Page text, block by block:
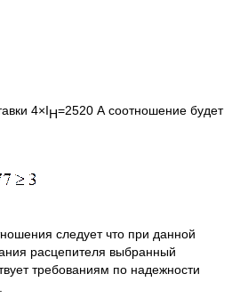
4×IН=2520 А соотношение будет
следует что при данной
расцепителя выбранный
требованиям по надежности